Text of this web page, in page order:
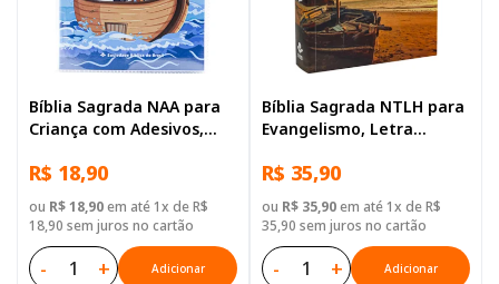
Bíblia Sagrada NAA para
Criança com Adesivos,
Brochura Ilustrada:
Terracota
R$ 18,90
ou R$ 18,90em até 1x de R$
18,90 sem juros no cartão
- + Adicionar
Bíblia Sagrada NTLH para
Evangelismo, Letra
Brochura Ilustrada:
Terracota
R$ 35,90
ou R$ 35,90em até 1x de R$
35,90 sem juros no cartão
- + Adicionar